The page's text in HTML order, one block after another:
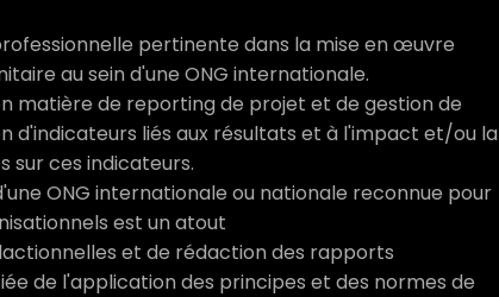
pertinente dans la mise en œuvre
au sein d'une ONG internationale.
matière de reporting de projet et de gestion de
d'indicateurs liés aux résultats et à l'impact et/ou la
sur ces indicateurs.
ONG internationale ou nationale reconnue pour
est un atout
et de rédaction des rapports
de l'application des principes et des normes de